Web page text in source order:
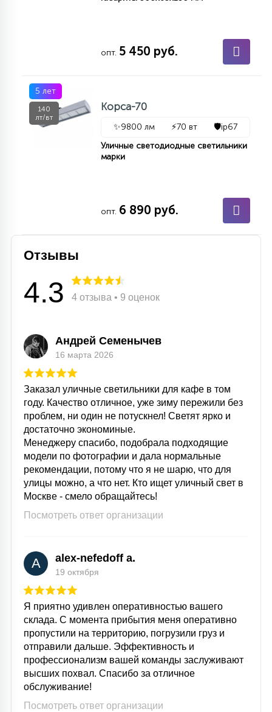
опт. 5 450 руб.
5 лет
140
лт/вт
Корса-70
✨9800 лм ⚡70 вт 🛡️ip67
Уличные светодиодные светильники
марки
опт. 6 890 руб.
Отзывы
4.3 4 отзыва • 9 оценок
Андрей Семенычев
16 марта 2026
Заказал уличные светильники для кафе в том
году. Качество отличное, уже зиму пережили без
проблем, ни один не потускнел! Светят ярко и
достаточно экономиные.
Менеджеру спасибо, подобрала подходящие
модели по фотографии и дала нормальные
рекомендации, потому что я не шарю, что для
улицы можно, а что нет. Кто ищет уличный свет в
Москве - смело обращайтесь!
Посмотреть ответ организации
A alex-nefedoff a.
19 октября
Я приятно удивлен оперативностью вашего
склада. С момента прибытия меня оперативно
пропустили на территорию, погрузили груз и
отправили дальше. Эффективность и
профессионализм вашей команды заслуживают
высших похвал. Спасибо за отличное
обслуживание!
Посмотреть ответ организации